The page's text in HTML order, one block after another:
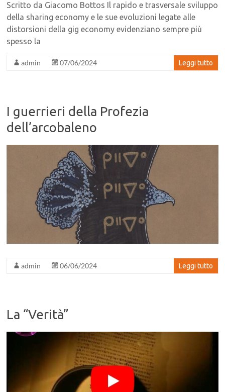
Scritto da Giacomo Bottos Il rapido e trasversale sviluppo
della sharing economy e le sue evoluzioni legate alle
distorsioni della gig economy evidenziano sempre più
spesso la
admin 07/06/2024 Leggi tutto
I guerrieri della Profezia
dell’arcobaleno
admin 06/06/2024 Leggi tutto
La “Verità”